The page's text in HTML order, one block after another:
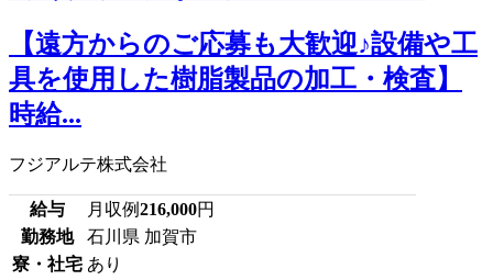
【遠方からのご応募も大歓迎♪設備や工
具を使用した樹脂製品の加工・検査】
時給...
フジアルテ株式会社
給与 月収例216,000円
勤務地
石川県 加賀市
寮・社宅 あり